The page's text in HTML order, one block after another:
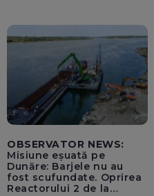
OBSERVATOR NEWS:
Misiune eșuată pe
Dunăre: Barjele nu au
fost scufundate. Oprirea
Reactorului 2 de la